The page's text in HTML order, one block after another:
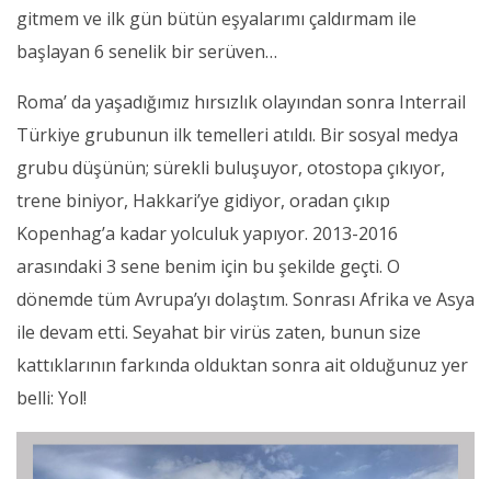
gitmem ve ilk gün bütün eşyalarımı çaldırmam ile
başlayan 6 senelik bir serüven…
Roma’ da yaşadığımız hırsızlık olayından sonra Interrail
Türkiye grubunun ilk temelleri atıldı. Bir sosyal medya
grubu düşünün; sürekli buluşuyor, otostopa çıkıyor,
trene biniyor, Hakkari’ye gidiyor, oradan çıkıp
Kopenhag’a kadar yolculuk yapıyor. 2013-2016
arasındaki 3 sene benim için bu şekilde geçti. O
dönemde tüm Avrupa’yı dolaştım. Sonrası Afrika ve Asya
ile devam etti. Seyahat bir virüs zaten, bunun size
kattıklarının farkında olduktan sonra ait olduğunuz yer
belli: Yol!